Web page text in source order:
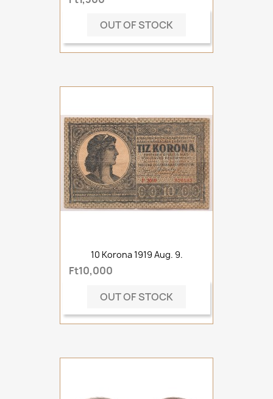
OUT OF STOCK
10 Korona 1919 Aug. 9.
Ft10,000
OUT OF STOCK